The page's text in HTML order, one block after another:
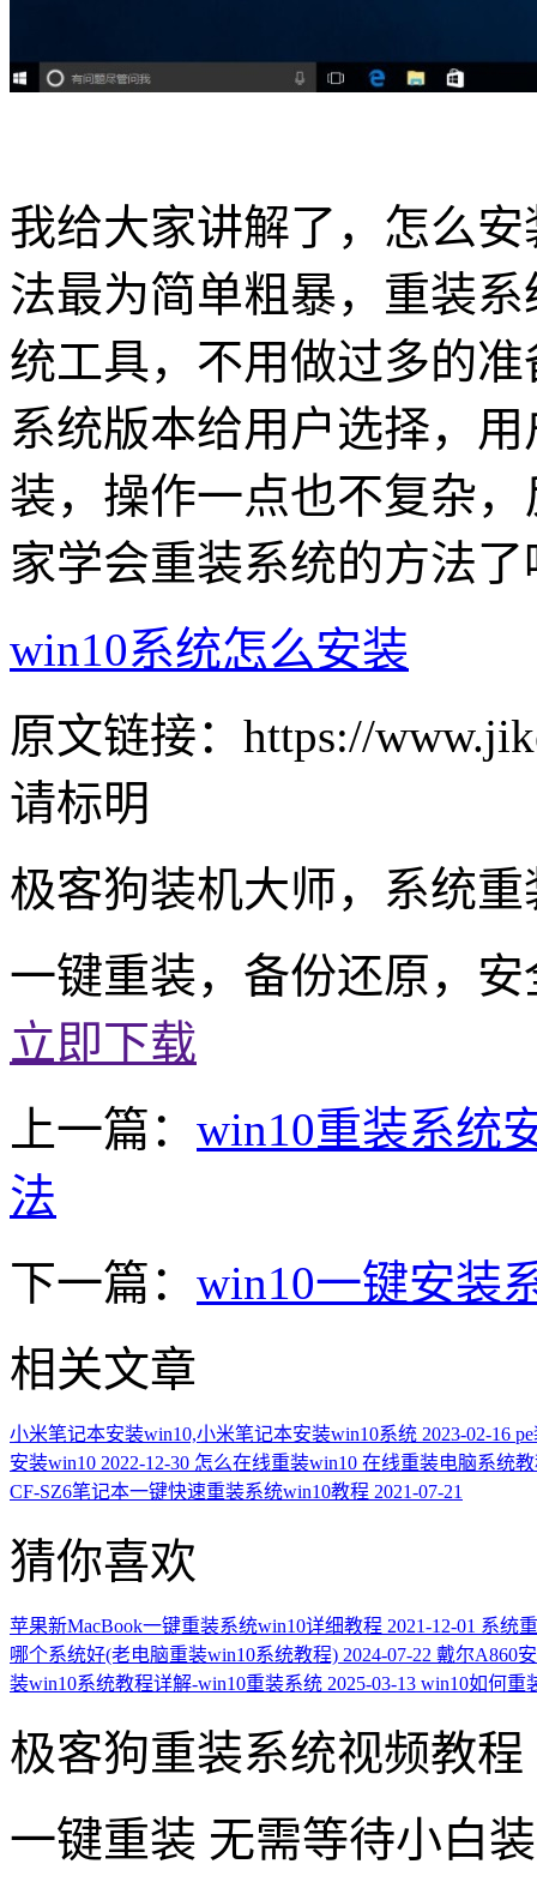
我给大家讲解了，怎么安
法最为简单粗暴，重装
统工具，不用做过多的
系统版本给用户选择，
装，操作一点也不复杂
家学会重装系统的方法了
win10系统怎么安装
原文链接：https://
请标明
极客狗装机大师，系统
一键重装，备份还原，
立即下载
上一篇： win10重装系统
法
下一篇： win10一键安装
相关文章
小米笔记本安装win10,小米笔记本安装win10系统 2023-02-16
安装win10 2022-12-30 怎么在线重装win10 在线重装电脑系统
CF-SZ6笔记本一键快速重装系统win10教程 2021-07-21
猜你喜欢
苹果新MacBook一键重装系统win10详细教程 2021-12-01 系统
哪个系统好(老电脑重装win10系统教程) 2024-07-22 戴尔A860
装win10系统教程详解-win10重装系统 2025-03-13 win10如何重
极客狗重装系统视频教程
一键重装 无需等待小白